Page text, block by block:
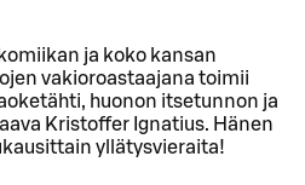
ja koko kansan
vakioroastaajana toimii
huonon itsetunnon ja
Kristoffer Ignatius. Hänen
yllätysvieraita!